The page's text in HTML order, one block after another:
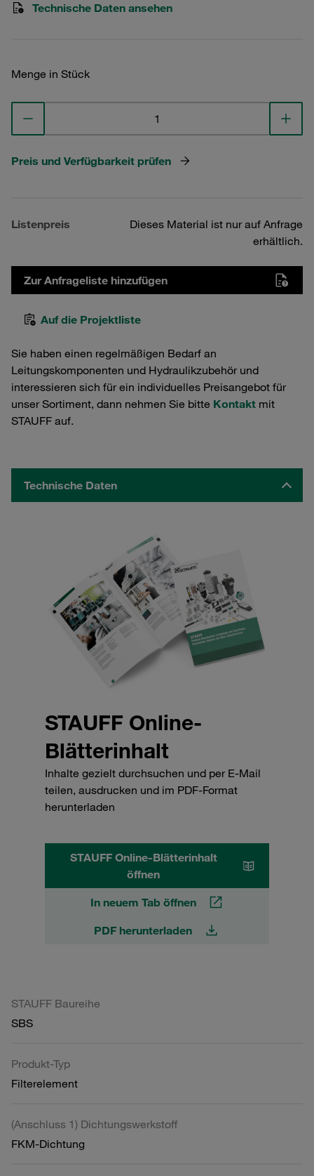
Technische Daten ansehen
Menge in Stück
Preis und Verfügbarkeit prüfen
Listenpreis
Dieses Material ist nur auf Anfrage
erhältlich.
Zur Anfrageliste hinzufügen
Auf die Projektliste
Sie haben einen regelmäßigen Bedarf an
Leitungskomponenten und Hydraulikzubehör und
interessieren sich für ein individuelles Preisangebot für
unser Sortiment, dann nehmen Sie bitte Kontakt mit
STAUFF auf.
Technische Daten
STAUFF Online-
Blätterinhalt
Inhalte gezielt durchsuchen und per E-Mail
teilen, ausdrucken und im PDF-Format
herunterladen
STAUFF Online-Blätterinhalt
öffnen
In neuem Tab öffnen
PDF herunterladen
STAUFF Baureihe
SBS
Produkt-Typ
Filterelement
(Anschluss 1) Dichtungswerkstoff
FKM-Dichtung